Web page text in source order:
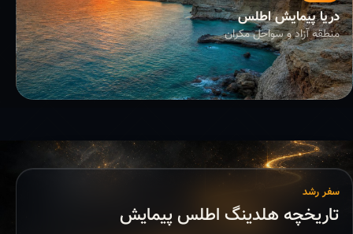
دریا پیمایش اطلس
منطقه آزاد و سواحل مکران
سفر رشد
تاریخچه هلدینگ اطلس پیمایش